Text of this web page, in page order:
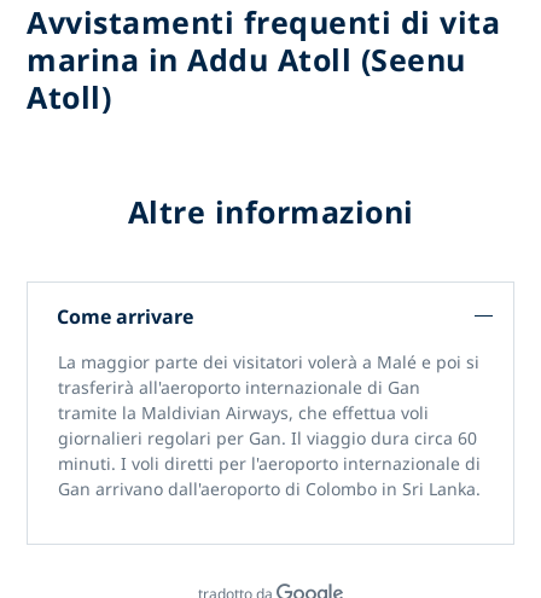
Avvistamenti frequenti di vita
marina in Addu Atoll (Seenu
Atoll)
Altre informazioni
Come arrivare
La maggior parte dei visitatori volerà a Malé e poi si
trasferirà all'aeroporto internazionale di Gan
tramite la Maldivian Airways, che effettua voli
giornalieri regolari per Gan. Il viaggio dura circa 60
minuti. I voli diretti per l'aeroporto internazionale di
Gan arrivano dall'aeroporto di Colombo in Sri Lanka.